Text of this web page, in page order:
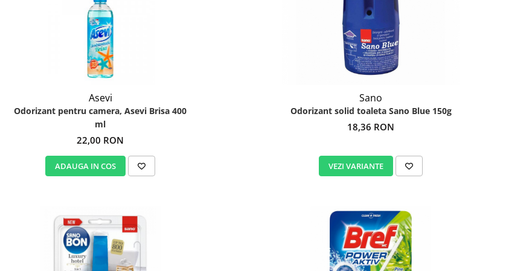
Asevi
Odorizant pentru camera, Asevi Brisa 400
ml
22,00 RON
ADAUGA IN COS
Sano
Odorizant solid toaleta Sano Blue 150g
18,36 RON
VEZI VARIANTE